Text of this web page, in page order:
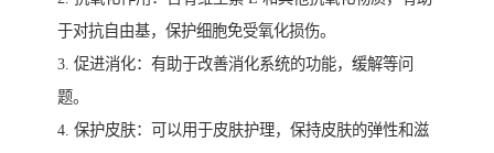
于对抗自由基，保护细胞免受氧化损伤。
3. 促进消化：有助于改善消化系统的功能，缓解等问
题。
4. 保护皮肤：可以用于皮肤护理，保持皮肤的弹性和滋